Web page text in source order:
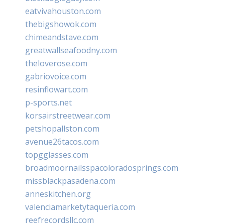
eatvivahouston.com
thebigshowok.com
chimeandstave.com
greatwallseafoodny.com
theloverose.com
gabriovoice.com
resinflowart.com
p-sports.net
korsairstreetwear.com
petshopallston.com
avenue26tacos.com
topgglasses.com
broadmoornailsspacoloradosprings.com
missblackpasadena.com
anneskitchen.org
valenciamarketytaqueria.com
reefrecordsllc.com